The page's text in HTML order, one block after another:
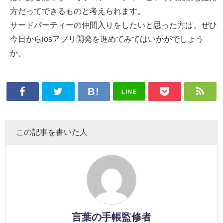
方だってできるものと考えられます。
サードパーティーの仲間入りをしたいと思った方は、ぜひ
今日からiosアプリ開発を進めてみてはいかがでしょう
か。
LINE
この記事を書いた人
言葉の手帳監修者